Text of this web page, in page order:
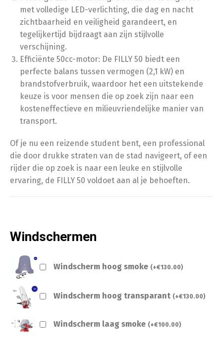
met volledige LED-verlichting, die dag en nacht
zichtbaarheid en veiligheid garandeert, en
tegelijkertijd bijdraagt aan zijn stijlvolle
verschijning.
Efficiënte 50cc-motor: De FILLY 50 biedt een
perfecte balans tussen vermogen (2,1 kW) en
brandstofverbruik, waardoor het een uitstekende
keuze is voor mensen die op zoek zijn naar een
kosteneffectieve en milieuvriendelijke manier van
transport.
Of je nu een reizende student bent, een professional
die door drukke straten van de stad navigeert, of een
rijder die op zoek is naar een leuke en stijlvolle
ervaring, de FILLY 50 voldoet aan al je behoeften.
Windschermen
Windscherm hoog smoke (+€130.00)
Windscherm hoog transparant (+€130.00)
Windscherm laag smoke (+€100.00)